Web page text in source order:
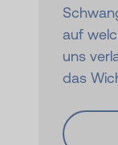
auf
uns
das